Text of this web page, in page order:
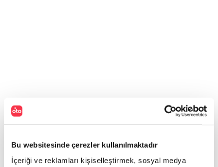
Bu websitesinde çerezler kullanılmaktadır
İçeriği ve reklamları kişiselleştirmek, sosyal medya